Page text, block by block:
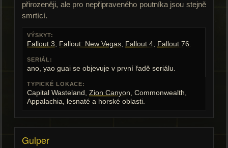
přirozeněji, ale pro nepřipraveného poutníka jsou stejně
smrtící.
VÝSKYT:
Fallout 3, Fallout: New Vegas, Fallout 4, Fallout 76.
SERIÁL:
ano, yao guai se objevuje v první řadě seriálu.
TYPICKÉ LOKACE:
Capital Wasteland, Zion Canyon, Commonwealth,
Appalachia, lesnaté a horské oblasti.
Gulper